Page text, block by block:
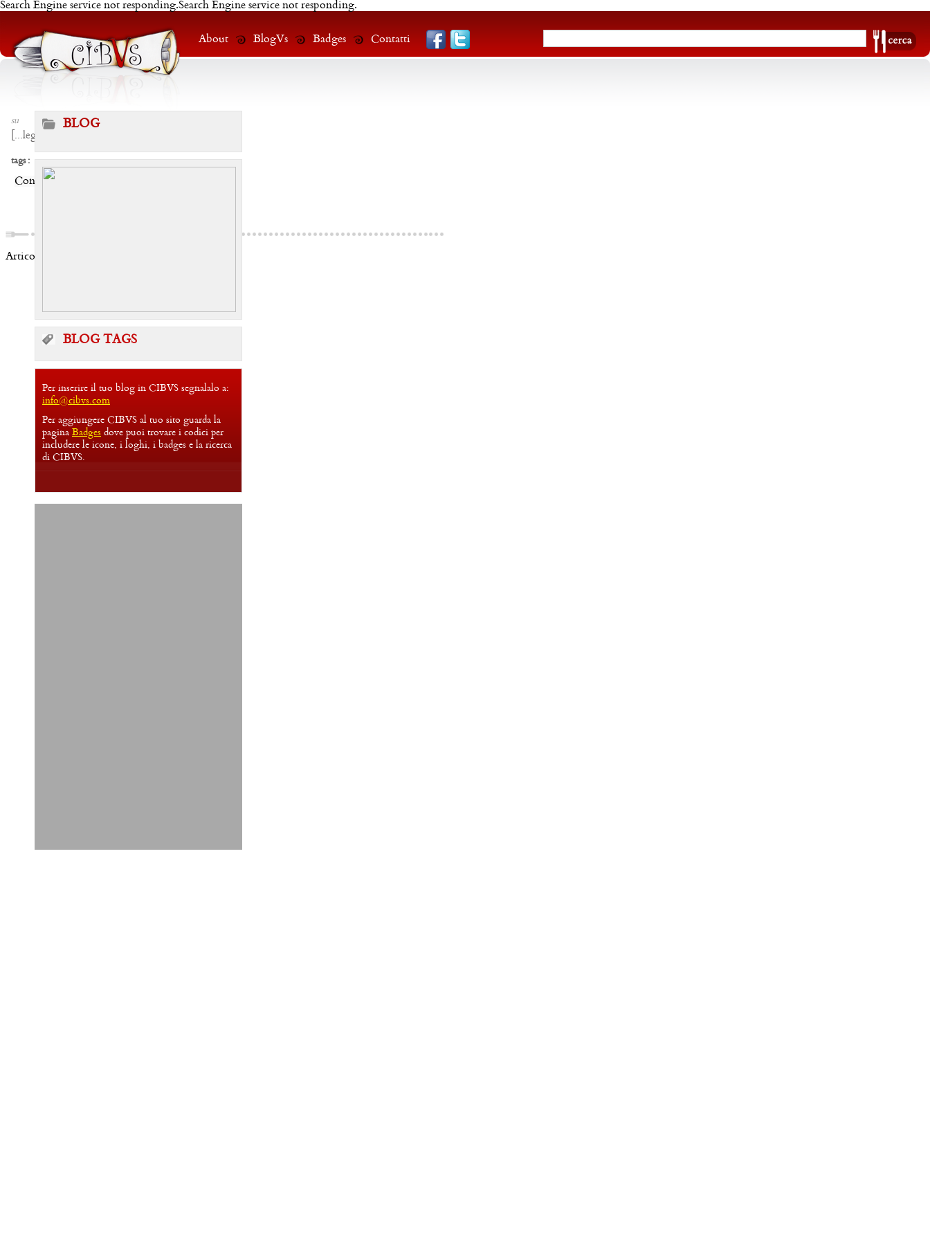
Search Engine service not responding.Search Engine service not responding.
About BlogVs Badges Contatti
su
...leggi
tags :
Condividi:
Articoli correlati:
BLOG
BLOG TAGS
Per inserire il tuo blog in CIBVS segnalalo a:
info@cibvs.com
Per aggiungere CIBVS al tuo sito guarda la
pagina Badges dove puoi trovare i codici per
includere le icone, i loghi, i badges e la ricerca
di CIBVS.